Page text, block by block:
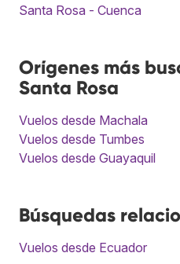
Santa Rosa - Cuenca
Orígenes más
Santa Rosa
Vuelos desde Machala
Vuelos desde Tumbes
Vuelos desde Guayaquil
Búsquedas
Vuelos desde Ecuador